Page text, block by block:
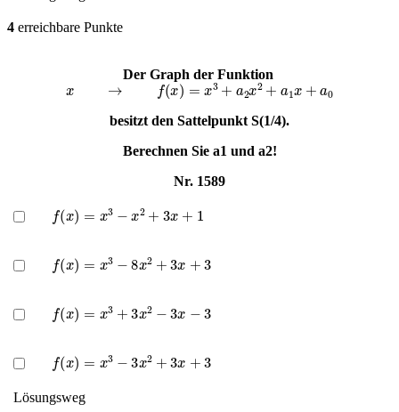
4 erreichbare Punkte
Der Graph der Funktion
→f( x)=x3+a2x2+a1x+a
besitzt den Sattelpunkt S(1/4).
Berechnen Sie a1 und a2!
Nr. 1589
f( x3 2+ 3 x+
f( x3 8x 2+ 3 x
f( x3 + 3x 2− x
f( x3 3x 2+ 3 x
Lösungsweg